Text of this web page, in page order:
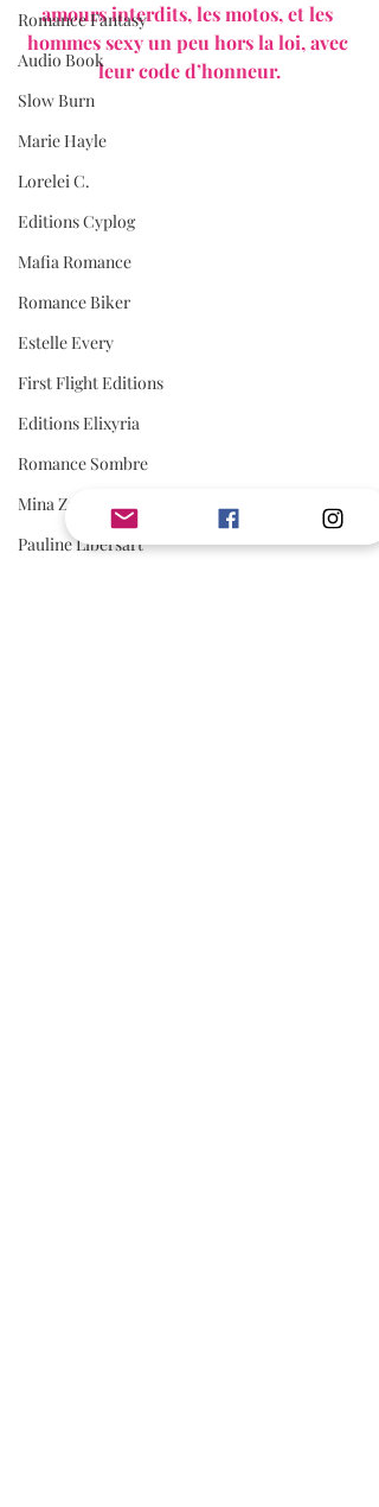
Romance Fantasy
Audio Book
Slow Burn
Marie Hayle
Lorelei C.
Editions Cyplog
Mafia Romance
Romance Biker
Estelle Every
First Flight Editions
Editions Elixyria
Romance Sombre
Mina Zadig
Pauline Libersart
amours interdits, les motos, et les
hommes sexy un peu hors la loi, avec
leur code d’honneur.